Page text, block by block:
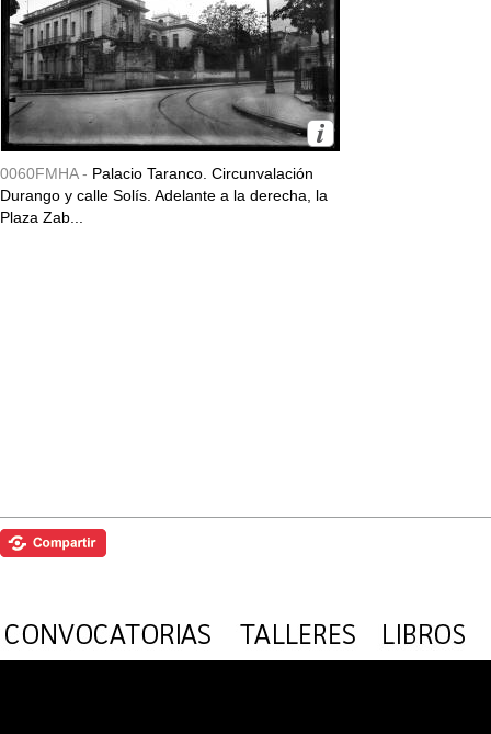
0060FMHA - Palacio Taranco. Circunvalación
Durango y calle Solís. Adelante a la derecha, la
Plaza Zab...